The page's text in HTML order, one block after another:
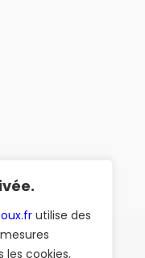
utilise des
les cookies,